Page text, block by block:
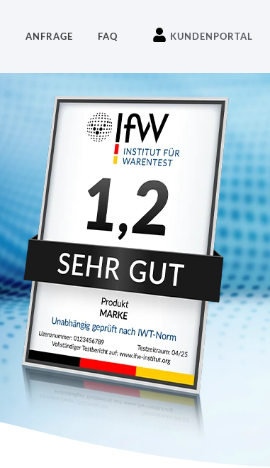
ANFRAGE FAQ KUNDENPORTAL